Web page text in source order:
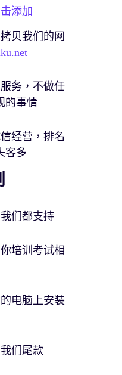
添加
贝我们的网
务，不做任
的事情
经营，排名
客多
们都支持
培训考试相
电脑上安装
们尾款